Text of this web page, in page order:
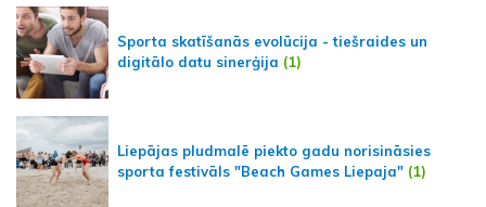
Sporta skatīšanās evolūcija - tiešraides un
digitālo datu sinerģija (1)
Liepājas pludmalē piekto gadu norisināsies
sporta festivāls "Beach Games Liepaja" (1)